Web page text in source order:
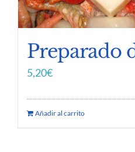
Preparado
5,20€
Añadir al carrito